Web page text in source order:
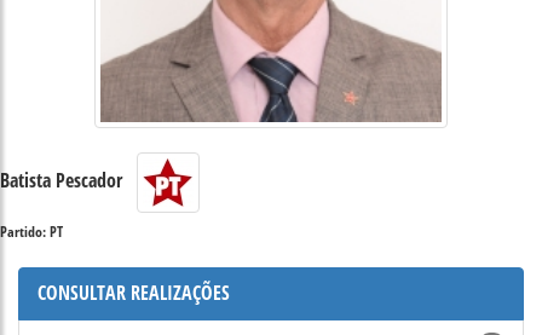
Batista Pescador
Partido: PT
CONSULTAR REALIZAÇÕES